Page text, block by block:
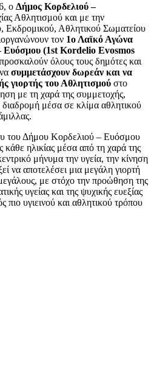
ο Δήμος Κορδελιού –
Αθλητισμού και με την
Εκδρομικού, Αθλητικού Σωματείου
τον 1ο Λαϊκό Αγώνα
Ευόσμου (1st Kordelio Evosmos
όλους τους δημότες και
συμμετάσχουν δωρεάν και να
γιορτής του Αθλητισμού στο
με τη χαρά της συμμετοχής,
μέσα σε κλίμα αθλητικού
του Δήμου Κορδελιού – Ευόσμου
κάθε ηλικίας μέσα από τη χαρά της
μήνυμα την υγεία, την κίνηση
να αποτελέσει μια μεγάλη γιορτή
με στόχο την προώθηση της
υγείας και της ψυχικής ευεξίας
πιο υγιεινού και αθλητικού τρόπου